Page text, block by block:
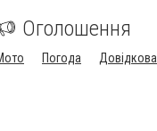
Оголошення
Погода Довідкова